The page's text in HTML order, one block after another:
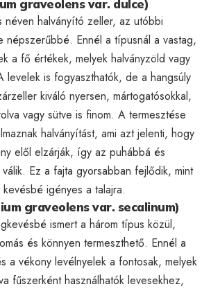
graveolens var. dulce)
néven halványító zeller, az utóbbi
népszerűbbé. Ennél a típusnál a vastag,
a fő értékek, melyek halványzöld vagy
levelek is fogyaszthatók, de a hangsúly
kiváló nyersen, mártogatósokkal,
vagy sütve is finom. A termesztése
halványítást, ami azt jelenti, hogy
elől elzárják, így az puhábbá és
Ez a fajta gyorsabban fejlődik, mint
igényes a talajra.
graveolens var. secalinum)
ismert a három típus közül,
és könnyen termeszthető. Ennél a
a vékony levélnyelek a fontosak, melyek
fűszerként használhatók levesekhez,